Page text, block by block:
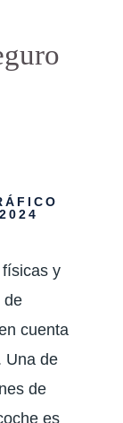
y
de
cuenta
Una de
de
es